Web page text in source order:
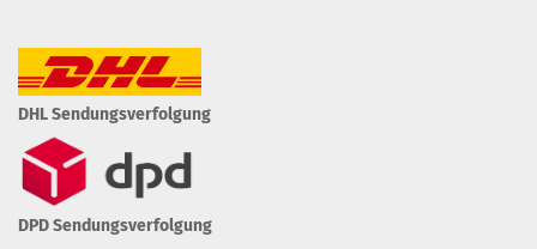
DHL Sendungsverfolgung
DPD Sendungsverfolgung